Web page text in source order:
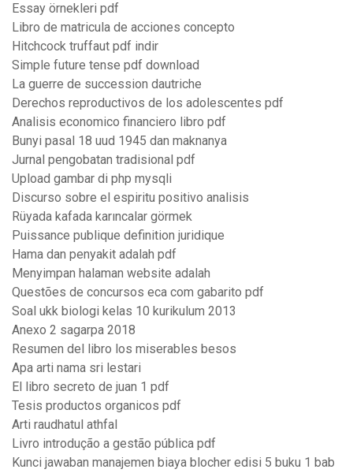
Essay örnekleri pdf
Libro de matricula de acciones concepto
Hitchcock truffaut pdf indir
Simple future tense pdf download
La guerre de succession dautriche
Derechos reproductivos de los adolescentes pdf
Analisis economico financiero libro pdf
Bunyi pasal 18 uud 1945 dan maknanya
Jurnal pengobatan tradisional pdf
Upload gambar di php mysqli
Discurso sobre el espiritu positivo analisis
Rüyada kafada karıncalar görmek
Puissance publique definition juridique
Hama dan penyakit adalah pdf
Menyimpan halaman website adalah
Questões de concursos eca com gabarito pdf
Soal ukk biologi kelas 10 kurikulum 2013
Anexo 2 sagarpa 2018
Resumen del libro los miserables besos
Apa arti nama sri lestari
El libro secreto de juan 1 pdf
Tesis productos organicos pdf
Arti raudhatul athfal
Livro introdução a gestão pública pdf
Kunci jawaban manajemen biaya blocher edisi 5 buku 1 bab